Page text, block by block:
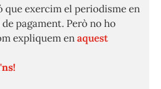
que exercim el periodisme en
pagament. Però no ho
expliquem enaquest